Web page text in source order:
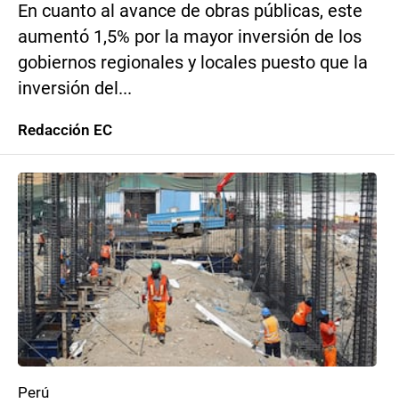
En cuanto al avance de obras públicas, este
aumentó 1,5% por la mayor inversión de los
gobiernos regionales y locales puesto que la
inversión del...
Redacción EC
Perú